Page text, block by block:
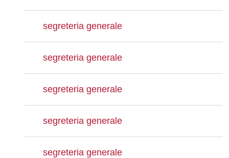
segreteria generale
segreteria generale
segreteria generale
segreteria generale
segreteria generale